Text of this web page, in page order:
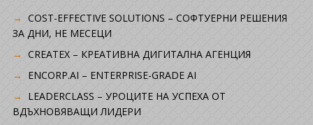
COST-EFFECTIVE SOLUTIONS – СОФТУЕРНИ РЕШЕНИЯ
ЗА ДНИ, НЕ МЕСЕЦИ
CREATEX – КРЕАТИВНА ДИГИТАЛНА АГЕНЦИЯ
ENCORP.AI – ENTERPRISE-GRADE AI
LEADERCLASS – УРОЦИТЕ НА УСПЕХА ОТ
ВДЪХНОВЯВАЩИ ЛИДЕРИ